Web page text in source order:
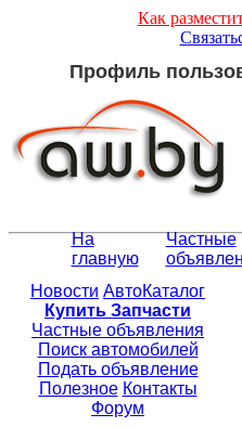
Как
Профиль
На
главную
Частные
Новости АвтоКаталог
Купить Запчасти
Частные объявления
Поиск автомобилей
Подать объявление
Полезное Контакты
Форум